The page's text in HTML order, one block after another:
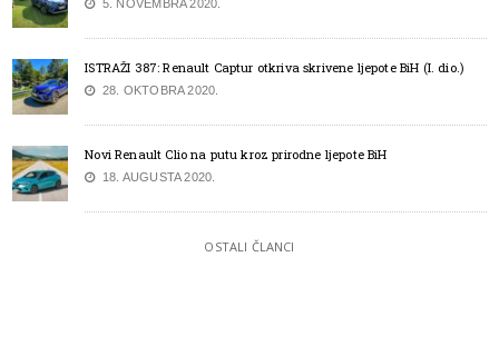
5. NOVEMBRA 2020.
ISTRAŽI 387: Renault Captur otkriva skrivene ljepote BiH (I. dio.)
28. OKTOBRA 2020.
Novi Renault Clio na putu kroz prirodne ljepote BiH
18. AUGUSTA 2020.
OSTALI ČLANCI